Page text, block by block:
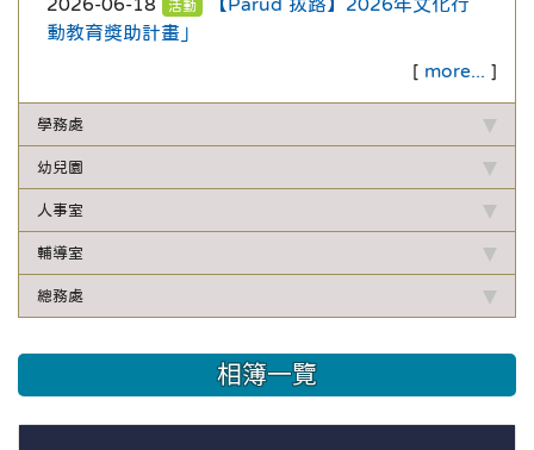
活動
動教育獎助計畫」
[ more... ]
學務處
幼兒園
人事室
輔導室
總務處
相簿一覽